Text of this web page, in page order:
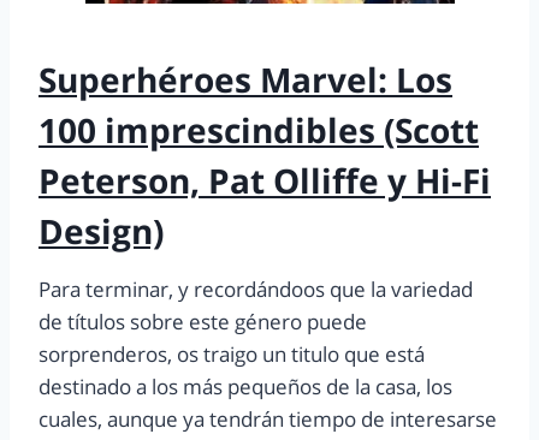
Superhéroes Marvel: Los
100 imprescindibles (Scott
Peterson, Pat Olliffe y Hi-Fi
Design)
Para terminar, y recordándoos que la variedad
de títulos sobre este género puede
sorprenderos, os traigo un titulo que está
destinado a los más pequeños de la casa, los
cuales, aunque ya tendrán tiempo de interesarse